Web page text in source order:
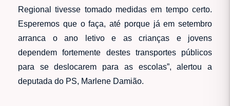
Regional tivesse tomado medidas em tempo certo.
Esperemos que o faça, até porque já em setembro
arranca o ano letivo e as crianças e jovens
dependem fortemente destes transportes públicos
para se deslocarem para as escolas”, alertou a
deputada do PS, Marlene Damião.